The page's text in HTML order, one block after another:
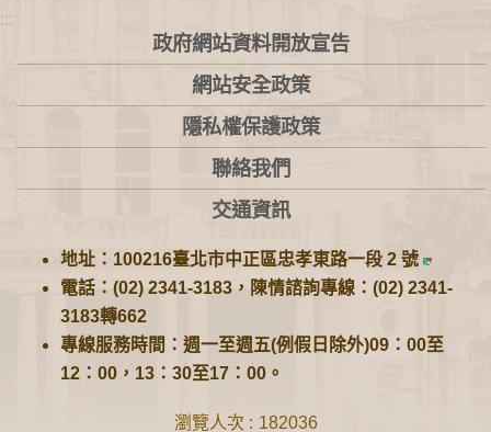
:::
政府網站資料開放宣告
網站安全政策
隱私權保護政策
聯絡我們
交通資訊
地址：100216臺北市中正區忠孝東路一段 2 號
電話：(02) 2341-3183，陳情諮詢專線：(02) 2341-
3183轉662
專線服務時間：週一至週五(例假日除外)09：00至
12：00，13：30至17：00。
瀏覽人次 182036